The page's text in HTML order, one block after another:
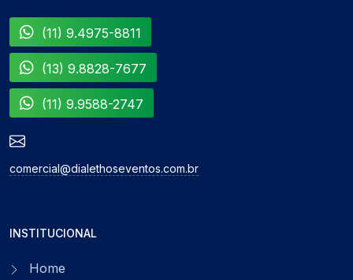
(11) 9.4975-8811
(13) 9.8828-7677
(11) 9.9588-2747
comercial@dialethoseventos.com.br
INSTITUCIONAL
Home